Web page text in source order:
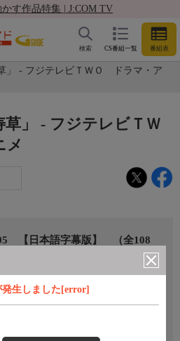
す作品特集 | J:COM TV
CS番組一覧 番組表
検索
」 - フジテレビＴＷＯ ドラマ・ア
生しました[error]
」 - フジテレビＴＷ
メ
【日本語字幕版】 （全108
ＷＯ ドラマ・アニ